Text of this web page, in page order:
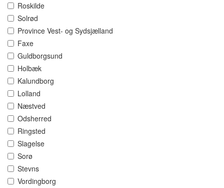
Roskilde
Solrød
Province Vest- og Sydsjælland
Faxe
Guldborgsund
Holbæk
Kalundborg
Lolland
Næstved
Odsherred
Ringsted
Slagelse
Sorø
Stevns
Vordingborg